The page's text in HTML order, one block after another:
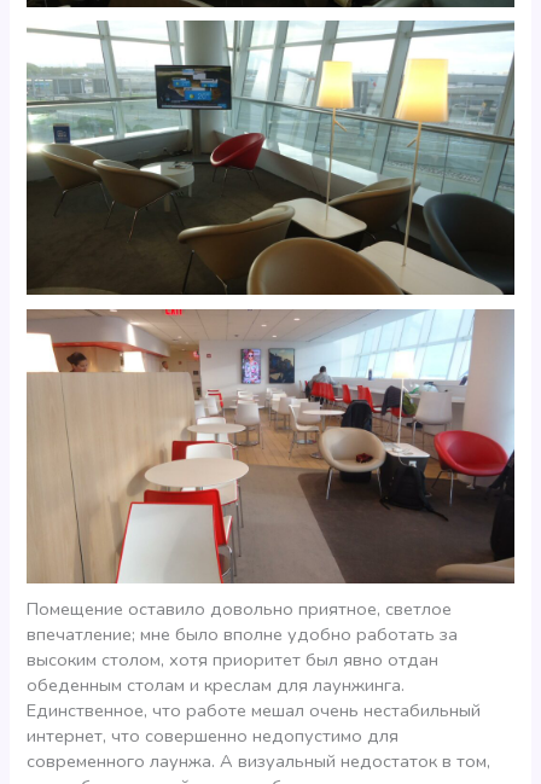
Помещение оставило довольно приятное, светлое
впечатление; мне было вполне удобно работать за
высоким столом, хотя приоритет был явно отдан
обеденным столам и креслам для лаунжинга.
Единственное, что работе мешал очень нестабильный
интернет, что совершенно недопустимо для
современного лаунжа. А визуальный недостаток в том,